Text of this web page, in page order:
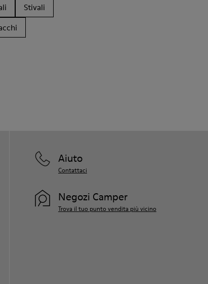
Stivali
Aiuto
Contattaci
Negozi Camper
Trova il tuo punto vendita più vicino